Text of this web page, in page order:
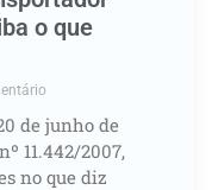
o que
de junho de
11.442/2007,
no que diz